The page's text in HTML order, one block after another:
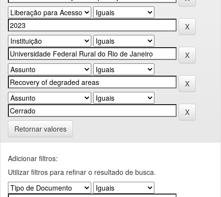
Retornar valores
Adicionar filtros:
Utilizar filtros para refinar o resultado de busca.